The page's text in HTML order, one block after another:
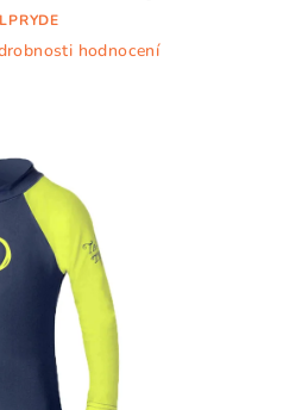
hodnocení